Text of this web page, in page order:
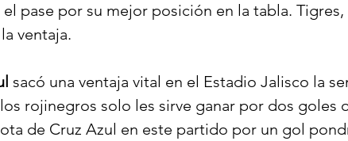
el pase por su mejor posición en la tabla.
ventaja.
sacó una ventaja vital en el Estadio Jalisco la
rojinegros solo les sirve ganar por dos goles
de Cruz Azul en este partido por un gol